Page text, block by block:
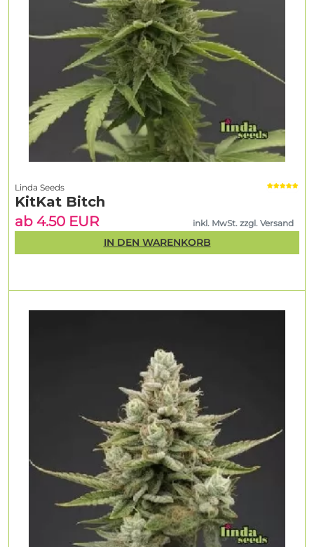
Linda Seeds
KitKat Bitch
ab 4.50 EUR
inkl. MwSt. zzgl. Versand
IN DEN WARENKORB